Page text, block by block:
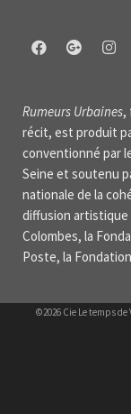
Rumeurs Urbaines,
récit, est produit
conventionné par
Seine et soutenu
nationale de la
diffusion artistique
Colombes, la
Poste, la
©2026 Cie Le temps de